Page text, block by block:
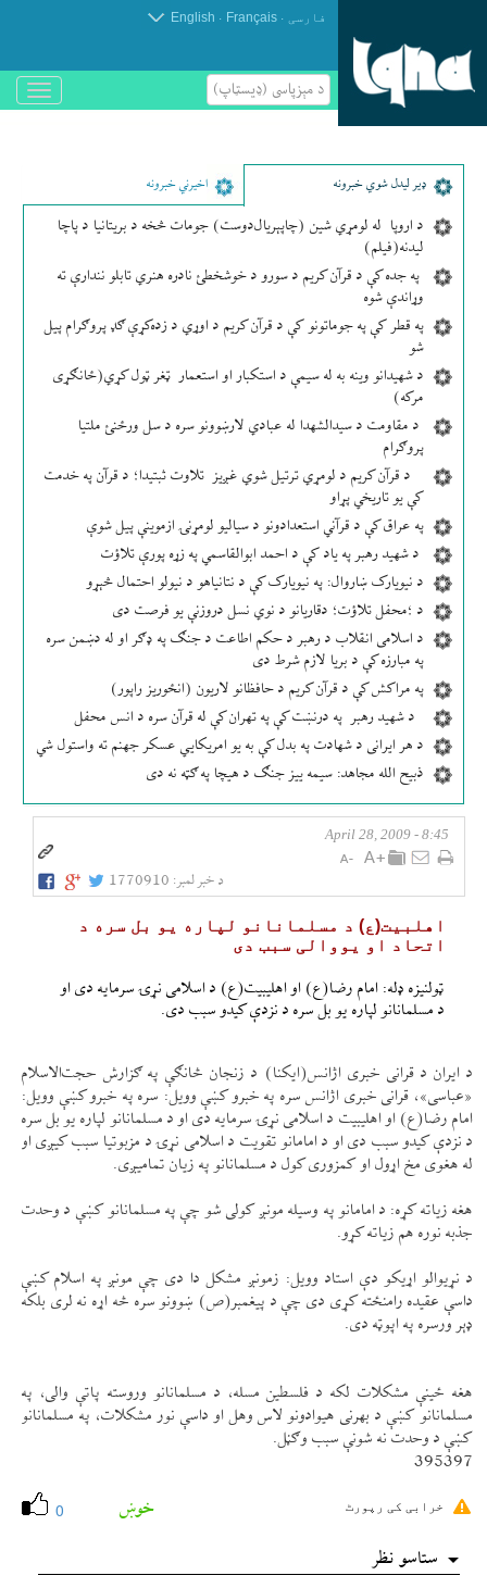
فارسی .
Français
.
English
د مېزپاسى (ډیسټاپ)
باز
و
ډير لیدل شوي خبرونه اخیرني خبرونه
د اروپا له لومړي شین (چاپېریال‌دوست) جومات څخه د بریتانیا د پاچا
لیدنه(فیلم)
په جده کې د قرآن کریم د سورو د خوشخطئ نادره هنري تابلو نندارې ته
وړاندې شوه
په قطر کې په جوماتونو کې د قرآن کریم د اوړي د زده‌کړې ګډ پروګرام پیل
شو
د شهیدانو وینه به له سیمې د استکبار او استعمار ټغر ټول کړي(ځانګړی
مرکه)
د مقاومت د سیدالشهدا له عبادي لارښوونو سره د سل ورځنئ ملتیا
پروګرام
د قرآن کریم د لومړي ترتیل شوي غږیز تلاوت ثبتیدا؛ د قرآن په خدمت
کې یو تاریخي پړاو
په عراق کې د قرآني استعدادونو د سیالیو لومړنۍ ازموینې پیل شوې
د شهید رهبر په یاد کې د احمد ابوالقاسمي په زړه پورې تلاؤت
د نیویارک ښاروال: په نیویارک کې د نتانیاهو د نیولو احتمال څېړو
د ؛محفل تلاؤت؛ دقاریانو د نوي نسل دروزنې یو فرصت دی
د اسلامی انقلاب د رهبر د حکم اطاعت د جنګ په ډګر او له دښمن سره
په مبارزه کې د بریا لازم شرط دی
په مراکش کې د قرآن کریم د حافظانو لاریون (انځوریز راپور)
د شهید رهبر په درنښت کې په تهران کې له قرآن سره د انس محفل
د هر ایرانی د شهادت په بدل کې به یو امریکایي عسکر جهنم ته واستول شي
ذبیح الله مجاهد: سیمه ییز جنګ د هیچا په ګټه نه دی
8:45 - April 28, 2009
د خبر لمبر: 1770910
اهلبيت(ع) د مسلمانانو لپاره يو بل سره د
اتحاد او يووالی سبب دی
ټولنيزه ډله: امام رضا(ع) او اهليبيت(ع) د اسلامی نړۍ سرمايه دی او
د مسلمانانو لپاره يو بل سره د نزدې كيدو سبب دی.
د ايران د قرانی خبری اژانس(ايكنا) د زنجان څانګې په ګزارش حجت‌الاسلام
«عباسی»، قرانی خبری اژانس سره په خبرو كښې وويل: سره په خبرو كښې وويل:
امام رضا(ع) او اهليبيت د اسلامی نړۍ سرمايه دی او د مسلمانانو لپاره يو بل سره
د نزدې كيدو سبب دی او د امامانو تقويت د اسلامی نړۍ د مزبوتيا سبب كیږی او
له هغوی مخ اړول او كمزوری كول د مسلمانانو په زيان تمامیږی.
هغه زياته كړه: د امامانو په وسيله مونږ كولی شو چې په مسلمانانو كښې د وحدت
جذبه نوره هم زياته كړو.
د نړيوالو اړيكو دې استاد وويل: زمونږ مشكل دا دی چې مونږ په اسلام كښې
داسې عقيده رامنځته كړی دی چې د پيغمبر(ص) ښوونو سره څه اړه نه لری بلكه
ډېر ورسره په اپوټه دی.
هغه ځينې مشكلات لكه د فلسطين مسله، د مسلمانانو وروسته پاتې والی، په
مسلمانانو كښې د بهرنی هيوادونو لاس وهل او داسې نور مشكلات، په مسلمانانو
كښې د وحدت نه شونې سبب وګڼل.
395397
0 خوښ خرابی کی رپورٹ
ستاسو نظر